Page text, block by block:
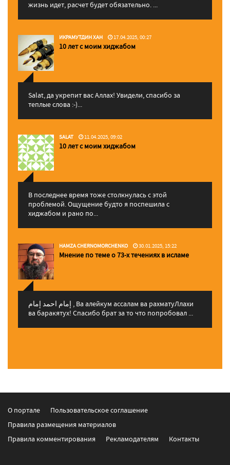
жизнь идет, расчет будет обязательно. ...
ИКРАМУТДИН ХАН 17.04.2025, 00:27
10 лет с моим хиджабом
Salat, да укрепит вас Аллаx! Увидели, спасибо за
теплые слова :-)...
SALAT 11.04.2025, 09:02
10 лет с моим хиджабом
В последнее время тоже столкнулась с этой
проблемой. Ощущение будто я поспешила с
хиджабом и рано по...
HAMZA CHERNOMORCHENKO 30.01.2025, 15:22
Мнение по теме о 73-х течениях в исламе
إمام احمد إمام , Ва алейкум ассалам ва рахматуЛлахи
ва баракятух! Спасибо брат за то что попробовал ...
О портале
Пользовательское соглашение
Правила размещения материалов
Правила комментирования
Рекламодателям Контакты